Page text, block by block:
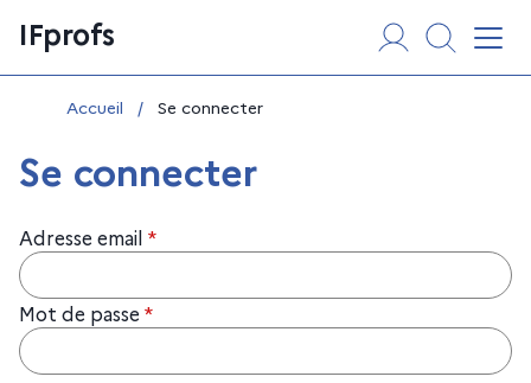
au
contenu
IFprofs
Vous êtes ici :
Accueil / Se connecter
Se connecter
Adresse email *
Mot de passe *